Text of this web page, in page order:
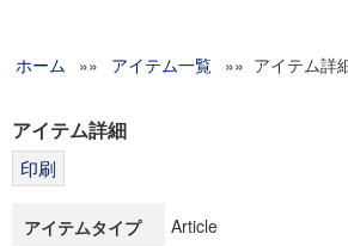
グローバルリサーチインスティテュ
科学研究費補助金研究成果報告書
博士課程教育リーディングプログ
ホーム »» アイテム一覧 »» アイテム詳
アイテム詳細
アイテムタイプ Article